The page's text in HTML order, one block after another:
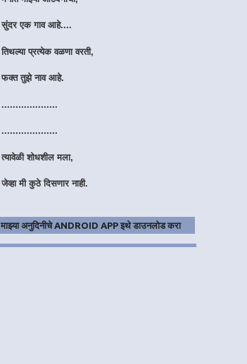
तरीही मी हसणार नाही.
....................
माझ्या अनुदिनीचे ANDROID APP इथे डाउनलोड करा